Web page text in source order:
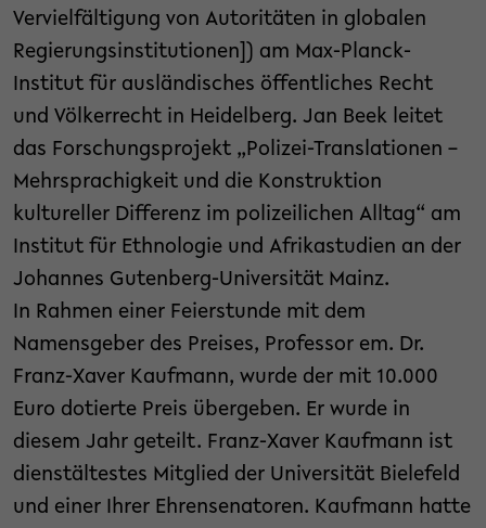
Vervielfältigung von Autoritäten in globalen
Regierungsinstitutionen]) am Max-Planck-
Institut für ausländisches öffentliches Recht
und Völkerrecht in Heidelberg. Jan Beek leitet
das Forschungsprojekt „Polizei-Translationen –
Mehrsprachigkeit und die Konstruktion
kultureller Differenz im polizeilichen Alltag“ am
Institut für Ethnologie und Afrikastudien an der
Johannes Gutenberg-Universität Mainz.
In Rahmen einer Feierstunde mit dem
Namensgeber des Preises, Professor em. Dr.
Franz-Xaver Kaufmann, wurde der mit 10.000
Euro dotierte Preis übergeben. Er wurde in
diesem Jahr geteilt. Franz-Xaver Kaufmann ist
dienstältestes Mitglied der Universität Bielefeld
und einer Ihrer Ehrensenatoren. Kaufmann hatte